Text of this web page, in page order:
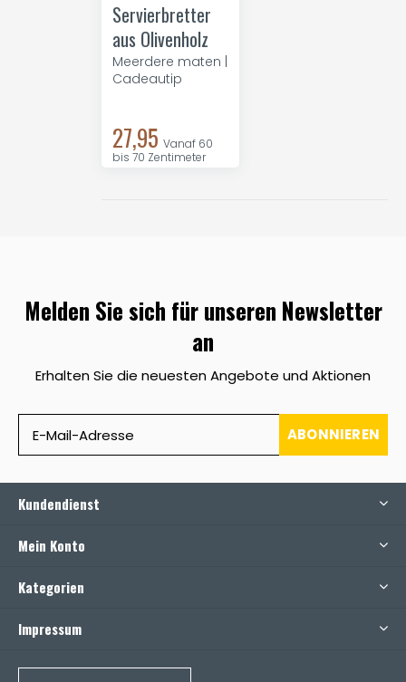
Servierbretter
aus Olivenholz
Meerdere maten |
Cadeautip
27,95 Vanaf 60
bis 70 Zentimeter
Melden Sie sich für unseren Newsletter
an
Erhalten Sie die neuesten Angebote und Aktionen
ABONNIEREN
Kundendienst
Mein Konto
Kategorien
Impressum